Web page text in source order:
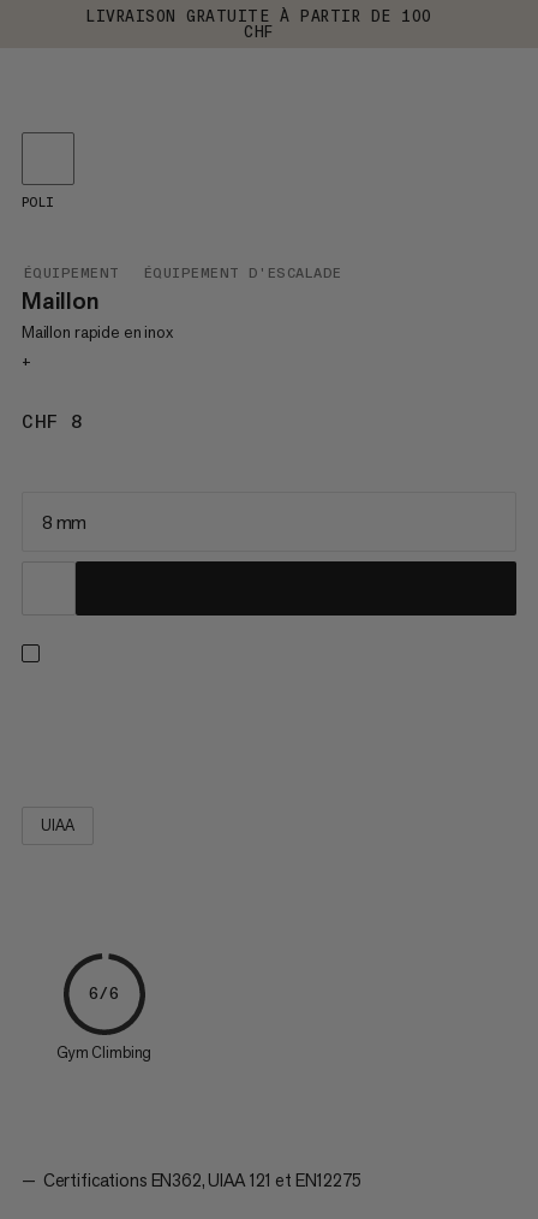
LIVRAISON GRATUITE À PARTIR DE 100
CHF
ÉQUIPEMENT ÉQUIPEMENT D'ESCALADE
Maillon
Maillon rapide en inox
+
CHF 8
POLI
8 mm
UIAA
6/6
Gym Climbing
Certifications EN362, UIAA 121 et EN12275